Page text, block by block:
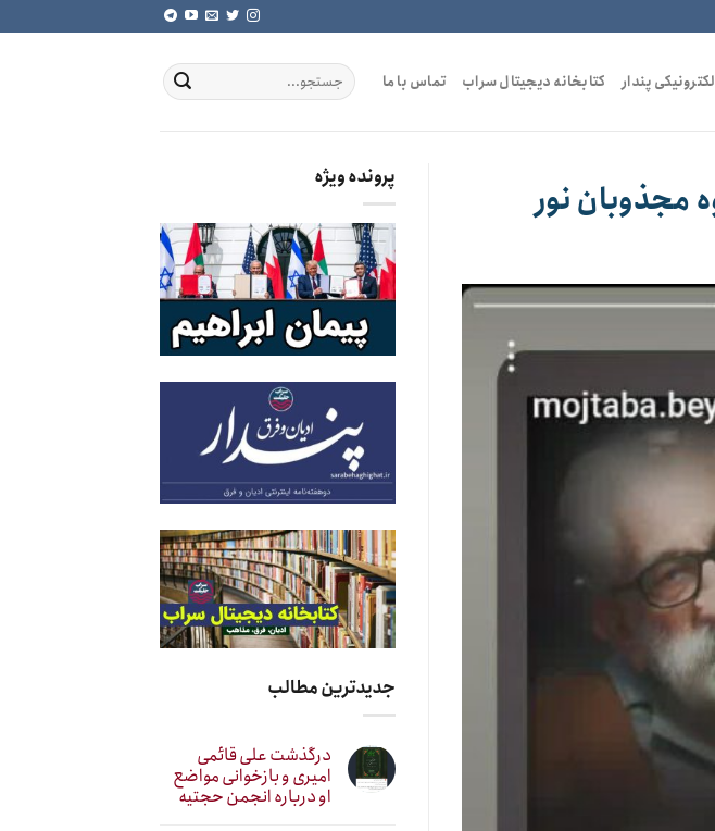
پندار کتابخانه دیجیتال سراب تماس با ما
مجذوبان نور
پرونده ویژه
جدیدترین مطالب
درگذشت علی قائمی
امیری و بازخوانی مواضع
او درباره انجمن حجتیه